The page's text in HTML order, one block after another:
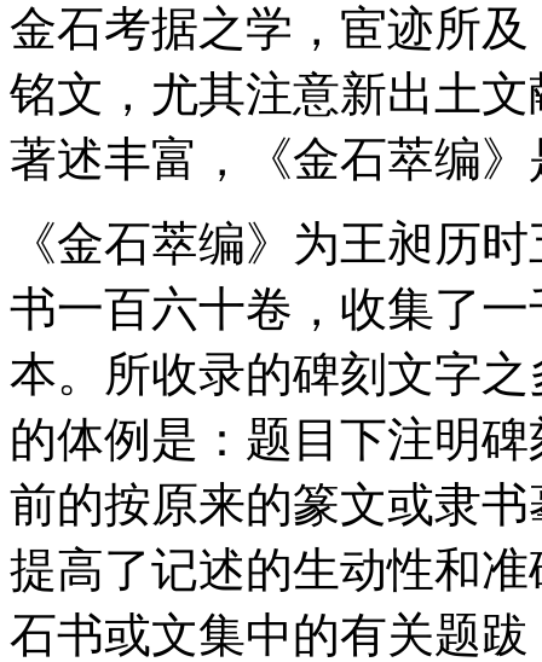
金石考据之学，宦迹所
铭文，尤其注意新出土
著述丰富，《金石萃编
《金石萃编》为王昶历
书一百六十卷，收集了
本。所收录的碑刻文字
的体例是：题目下注明
前的按原来的篆文或隶
提高了记述的生动性和
石书或文集中的有关题